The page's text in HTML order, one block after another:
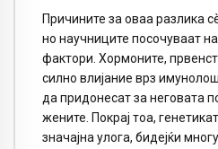
Причините за оваа разлика
но научниците посочуваат
фактори. Хормоните,
силно влијание врз
да придонесат за неговата
жените. Покрај тоа,
значајна улога, бидејќи